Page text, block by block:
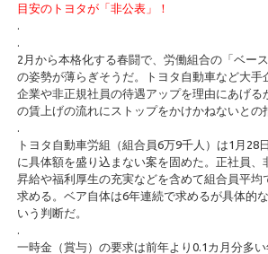
目安のトヨタが「非公表」！
.
.
2月から本格化する春闘で、労働組合の「ベー
の姿勢が薄らぎそうだ。トヨタ自動車など大手
企業や非正規社員の待遇アップを理由にあげる
の賃上げの流れにストップをかけかねないとの
.
トヨタ自動車労組（組合員6万9千人）は1月28
に具体額を盛り込まない案を固めた。正社員、
昇給や福利厚生の充実などを含めて組合員平均
求める。ベア自体は6年連続で求めるが具体的
いう判断だ。
.
一時金（賞与）の要求は前年より0.1カ月分多い